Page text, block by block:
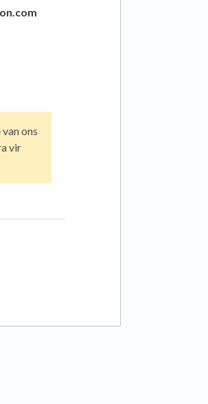
ons
vir